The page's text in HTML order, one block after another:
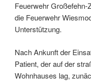
Feuerwehr
die Feuerwehr
Unterstützung.
Nach Ankunft der
Patient, der auf der
Wohnhauses lag,